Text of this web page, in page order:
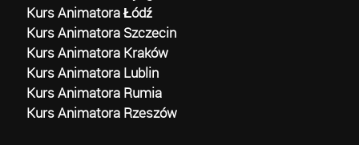
Kurs Animatora Łódź
Kurs Animatora Szczecin
Kurs Animatora Kraków
Kurs Animatora Lublin
Kurs Animatora Rumia
Kurs Animatora Rzeszów